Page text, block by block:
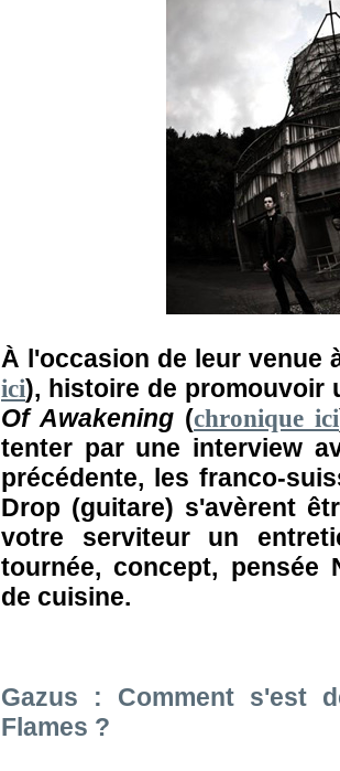
À l'occasion de leur venue
ici), histoire de promouvoir
Of Awakening (chronique ici
tenter par une interview
précédente, les franco-
Drop (guitare) s'avèrent
votre serviteur un
tournée, concept, pensée
de cuisine.
Gazus : Comment s'est
Flames ?